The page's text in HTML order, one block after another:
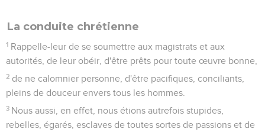
La conduite chrétienne
1 Rappelle-leur de se soumettre aux magistrats et aux
autorités, de leur obéir, d'être prêts pour toute œuvre bonne,
2 de ne calomnier personne, d'être pacifiques, conciliants,
pleins de douceur envers tous les hommes.
3 Nous aussi, en effet, nous étions autrefois stupides,
rebelles, égarés, esclaves de toutes sortes de passions et de